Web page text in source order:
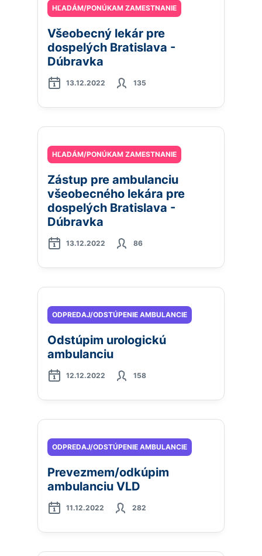
HĽADÁM/PONÚKAM ZAMESTNANIE
Všeobecný lekár pre
dospelých Bratislava -
Dúbravka
13.12.2022 135
HĽADÁM/PONÚKAM ZAMESTNANIE
Zástup pre ambulanciu
všeobecného lekára pre
dospelých Bratislava -
Dúbravka
13.12.2022 86
ODPREDAJ/ODSTÚPENIE AMBULANCIE
Odstúpim urologickú
ambulanciu
12.12.2022 158
ODPREDAJ/ODSTÚPENIE AMBULANCIE
Prevezmem/odkúpim
ambulanciu VLD
11.12.2022 282